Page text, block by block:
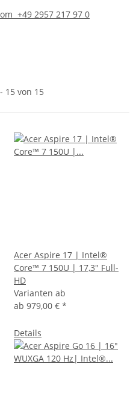
+49 2957 217 97 0
15 von 15
Acer Aspire 17 | Intel®
Core™ 7 150U | 17,3" Full-
HD
Varianten ab
ab 979,00 € *
Details